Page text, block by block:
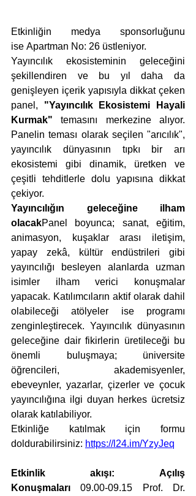
Etkinliğin medya sponsorluğunu
ise Apartman No: 26 üstleniyor.
Yayıncılık ekosisteminin geleceğini
şekillendiren ve bu yıl daha da
genişleyen içerik yapısıyla dikkat çeken
panel, "Yayıncılık Ekosistemi Hayali
Kurmak" temasını merkezine alıyor.
Panelin teması olarak seçilen "arıcılık",
yayıncılık dünyasının tıpkı bir arı
ekosistemi gibi dinamik, üretken ve
çeşitli tehditlerle dolu yapısına dikkat
çekiyor.
Yayıncılığın geleceğine ilham
olacakPanel boyunca; sanat, eğitim,
animasyon, kuşaklar arası iletişim,
yapay zekâ, kültür endüstrileri gibi
yayıncılığı besleyen alanlarda uzman
isimler ilham verici konuşmalar
yapacak. Katılımcıların aktif olarak dahil
olabileceği atölyeler ise programı
zenginleştirecek. Yayıncılık dünyasının
geleceğine dair fikirlerin üretileceği bu
önemli buluşmaya; üniversite
öğrencileri, akademisyenler,
ebeveynler, yazarlar, çizerler ve çocuk
yayıncılığına ilgi duyan herkes ücretsiz
olarak katılabiliyor.
Etkinliğe katılmak için formu
doldurabilirsiniz: https://l24.im/YzyJeq
Etkinlik akışı:
Açılış
Konuşmaları 09.00-09.15 Prof. Dr.